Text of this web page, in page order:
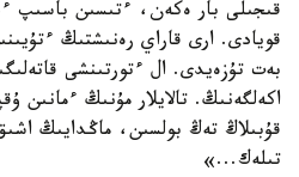
قىجىلى بار ەكەن، ءتىسىن
قويادى. ارى قاراي رەنىشتىڭ
بەت تۇزەيدى. ال ءتورتىنشى
اكەلگەنىڭ. تالايلار مۇنىڭ
قۇبىلاڭ تەڭ بولسىن، ماڭدايىڭ
تىلەك...»